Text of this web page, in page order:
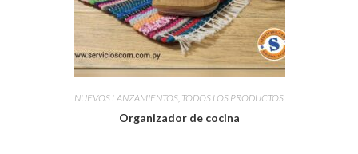
NUEVOS LANZAMIENTOS TODOS LOS PRODUCTOS
Organizador de cocina